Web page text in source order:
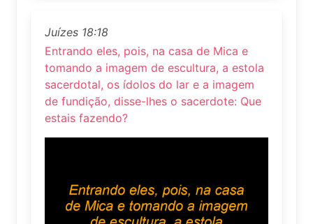
Juízes 18:18
Entrando eles, pois, na casa de Mica e
tomando a imagem de escultura, a estola
sacerdotal, os ídolos do lar e a imagem
de fundição, disse-lhes o sacerdote: Que
estais fazendo?